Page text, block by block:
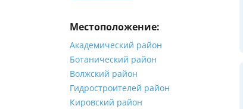
Местоположение:
Академический район
Ботанический район
Волжский район
Гидростроителей район
Кировский район